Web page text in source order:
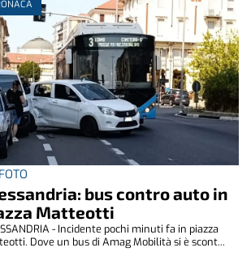
bus contro auto in
Matteotti
- Incidente pochi minuti fa in piazza
Dove un bus di Amag Mobilità si è scont...